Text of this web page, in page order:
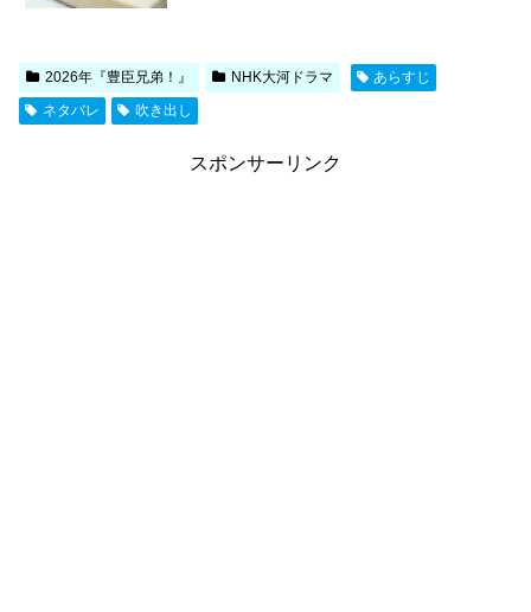
2026年『豊臣兄弟！』 NHK大河ドラマ
あらすじ
ネタバレ
吹き出し
スポンサーリンク